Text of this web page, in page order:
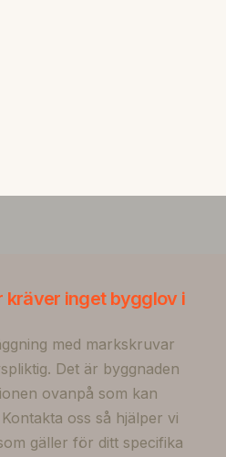
kräver inget bygglov i
med markskruvar
Det är byggnaden
ovanpå som kan
oss så hjälper vi
gäller för ditt specifika